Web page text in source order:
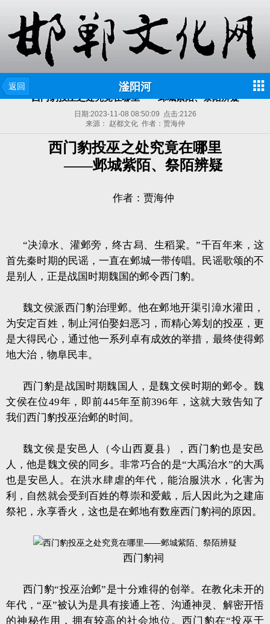
返回 滏阳河
西门豹投巫之处究竟在哪里——邺城紫陌、祭陌辨疑
日期:2023-11-08 08:50:09 点击:2126
来源： 赵都文化 作者：贾海仲
西门豹投巫之处究竟在哪里
——邺城紫陌、祭陌辨疑
作者：贾海仲
“决漳水、灌邺旁，终古舄、生稻粱。”千百年来，这
首先秦时期的民谣，一直在邺城一带传唱。民谣歌颂的不
是别人，正是战国时期魏国的邺令西门豹。
魏文侯派西门豹治理邺。他在邺地开渠引漳水灌田，
为安定百姓，制止河伯娶妇恶习，而精心筹划的投巫，更
是大得民心，通过他一系列卓有成效的举措，最终使得邺
地大治，物阜民丰。
西门豹是战国时期魏国人，是魏文侯时期的邺令。魏
文侯在位49年，即前445年至前396年，这就大致告知了
我们西门豹投巫治邺的时间。
魏文侯是安邑人（今山西夏县），西门豹也是安邑
人，他是魏文侯的同乡。非常巧合的是“大禹治水”的大禹
也是安邑人。在洪水肆虐的年代，能治服洪水，化害为
利，自然就会受到百姓的尊崇和爱戴，后人因此为之建庙
祭祀，永享香火，这也是在邺地有数座西门豹祠的原因。
西门豹祠
西门豹“投巫治邺”是十分难得的创举。在教化未开的
年代，“巫”被认为是具有接通上苍、沟通神灵、解密开悟
的神秘作用，拥有较高的社会地位。西门豹在“投巫于